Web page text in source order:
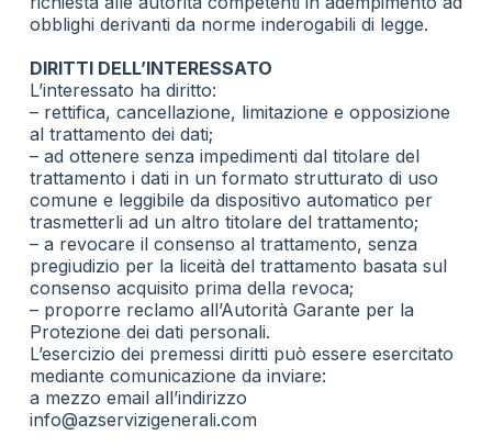
obblighi derivanti da norme inderogabili di legge.
DIRITTI DELL’INTERESSATO
L’interessato ha diritto:
– rettifica, cancellazione, limitazione e opposizione
al trattamento dei dati;
– ad ottenere senza impedimenti dal titolare del
trattamento i dati in un formato strutturato di uso
comune e leggibile da dispositivo automatico per
trasmetterli ad un altro titolare del trattamento;
– a revocare il consenso al trattamento, senza
pregiudizio per la liceità del trattamento basata sul
consenso acquisito prima della revoca;
– proporre reclamo all’Autorità Garante per la
Protezione dei dati personali.
L’esercizio dei premessi diritti può essere esercitato
mediante comunicazione da inviare:
a mezzo email all’indirizzo
info@azservizigenerali.com